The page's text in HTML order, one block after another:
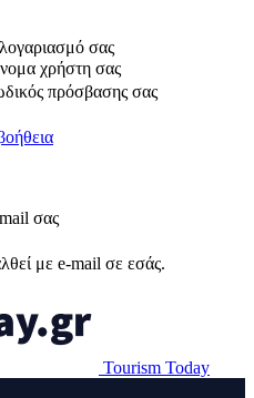
σας
χρήστη σας
πρόσβασης σας
σας
με e-mail σε εσάς.
Tourism Today